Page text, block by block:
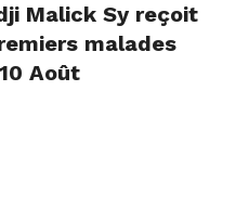
Malick Sy reçoit
malades
Août